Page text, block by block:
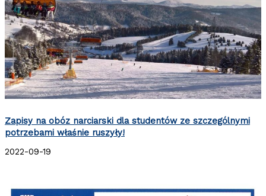
Zapisy na obóz narciarski dla studentów ze szczególnymi
potrzebami właśnie ruszyły!
2022-09-19